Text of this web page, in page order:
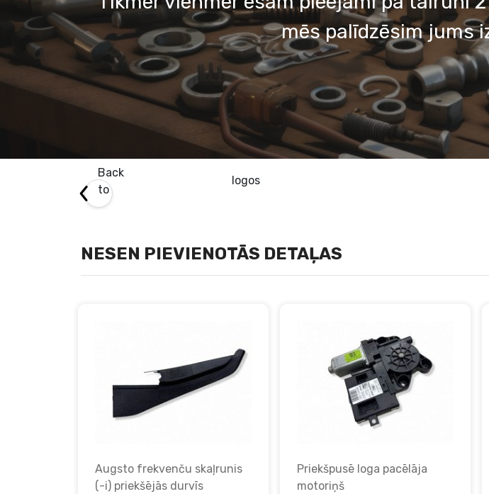
mēs palīdzēsim jums
Back
to
logos
NESEN PIEVIENOTĀS DETAĻAS
Augsto frekvenču skaļrunis
(-i) priekšējās durvīs
Priekšpusē loga pacēlāja
motoriņš